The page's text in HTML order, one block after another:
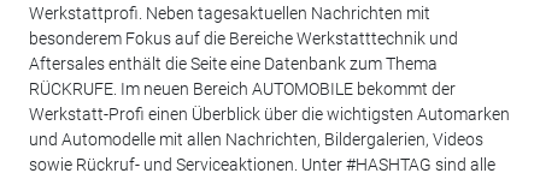
Werkstattprofi. Neben tagesaktuellen Nachrichten mit
besonderem Fokus auf die Bereiche Werkstatttechnik und
Aftersales enthält die Seite eine Datenbank zum Thema
RÜCKRUFE. Im neuen Bereich AUTOMOBILE bekommt der
Werkstatt-Profi einen Überblick über die wichtigsten Automarken
und Automodelle mit allen Nachrichten, Bildergalerien, Videos
sowie Rückruf- und Serviceaktionen. Unter #HASHTAG sind alle